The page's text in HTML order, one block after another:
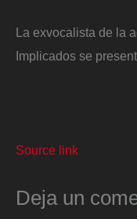
La exvocalista de la
Implicados se
Source link
Deja un